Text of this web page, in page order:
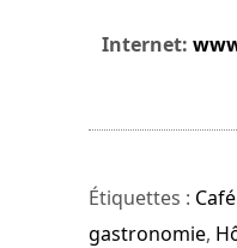
Internet:
Étiquettes :
gastronomie,